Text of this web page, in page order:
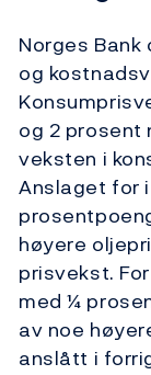
Norges
og
og 2 prosent
veksten i
Anslaget for
høyere
prisvekst.
med ¼
av noe
anslått i